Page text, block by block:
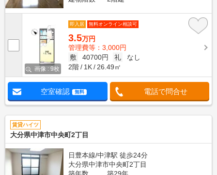
画像 : 9枚
即入居 無料オンライン相談可
3.5万円
管理費等：3,000円
敷
40700円 礼
なし
2階
1K 26.49㎡
空室確認 無料 電話で問合せ
賃貸ハイツ
大分県中津市中央町2丁目
日豊本線/中津駅 徒歩24分
大分県中津市中央町2丁目